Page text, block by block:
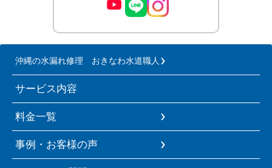
沖縄の水漏れ修理 おきなわ水道職人
サービス内容
料金一覧
事例・お客様の声